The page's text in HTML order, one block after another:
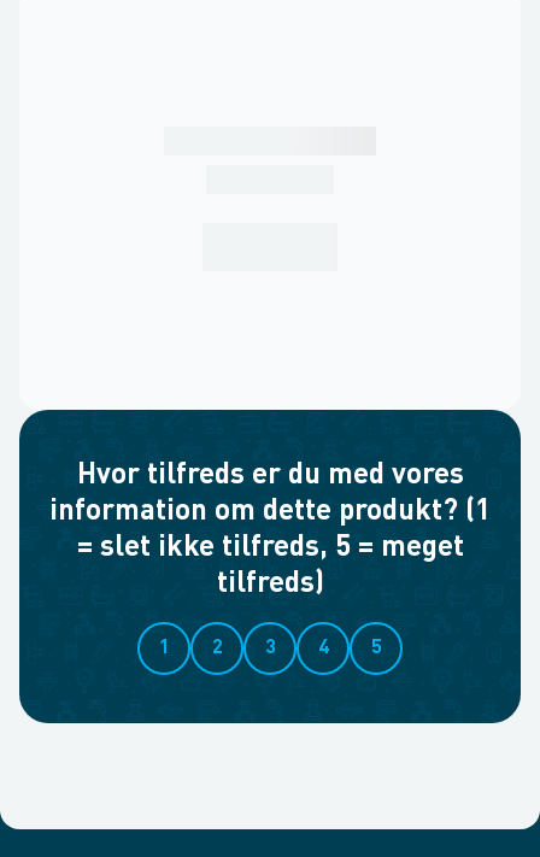
Hvor tilfreds er du med vores
information om dette produkt? (1
= slet ikke tilfreds, 5 = meget
tilfreds)
1 2 3 4 5